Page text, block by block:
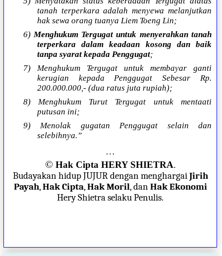
tanah terperkara adalah menyewa melanjutkan
hak sewa orang tuanya Liem Toeng Lin;
6)Menghukum Tergugat untuk menyerahkan tanah
terperkara dalam keadaan kosong dan baik
tanpa syarat kepada Penggugat;
7) Menghukum Tergugat untuk membayar ganti
kerugian kepada Penggugat Sebesar Rp.
200.000.000,- (dua ratus juta rupiah);
8) Menghukum Turut Tergugat untuk mentaati
putusan ini;
9) Menolak gugatan Penggugat selain dan
selebihnya.”
…
© Hak Cipta HERY SHIETRA.
Budayakan hidup JUJUR dengan menghargaiJirih
Payah,Hak Cipta,Hak Moril, danHak Ekonomi
Hery Shietra selaku Penulis.